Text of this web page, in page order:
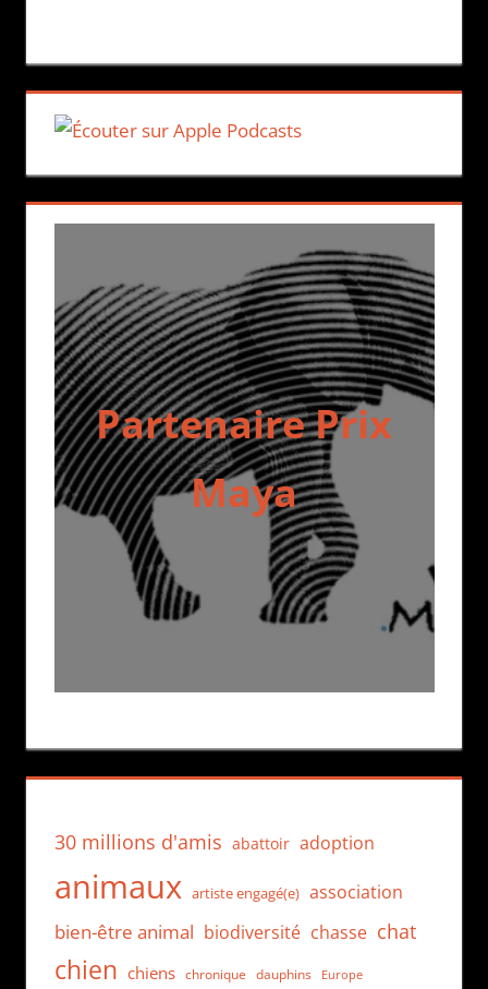
Partenaire Prix
Maya
30 millions d'amis abattoir adoption
animaux artiste engagé(e) association
bien-être animal biodiversité chasse chat
chien chiens chronique dauphins Europe